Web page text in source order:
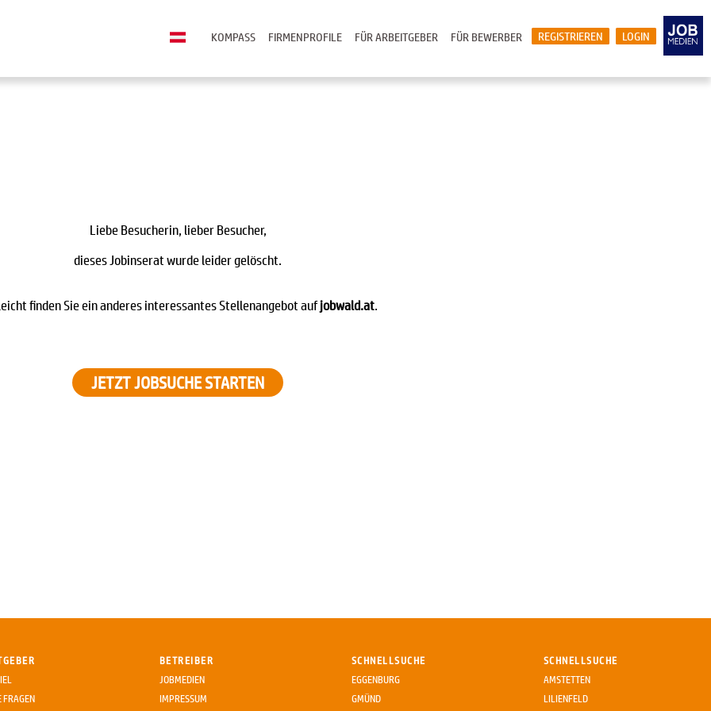
LOGIN
REGISTRIEREN
FÜR BEWERBER
FÜR ARBEITGEBER
FIRMENPROFILE
KOMPASS
Liebe Besucherin, lieber Besucher,
dieses Jobinserat wurde leider gelöscht.
finden Sie ein anderes interessantes Stellenangebot aufjobwald.at
JETZT JOBSUCHE STARTEN
FRAGEN
BETREIBER
JOBMEDIEN
IMPRESSUM
SCHNELLSUCHE
EGGENBURG
GMÜND
SCHNELLSUCHE
AMSTETTEN
LILIENFELD